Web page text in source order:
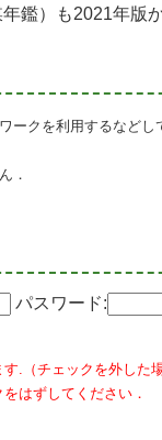
鑑）も2021年
ークを利用するなど
．
パスワード:
.（チェックを外した
はずしてください．